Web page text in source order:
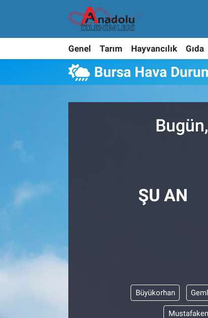
Genel Tarım Hayvancılık Gıda
Bursa Hava
ŞU AN
Büyükorhan